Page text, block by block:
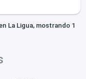
La Ligua, mostrando 1